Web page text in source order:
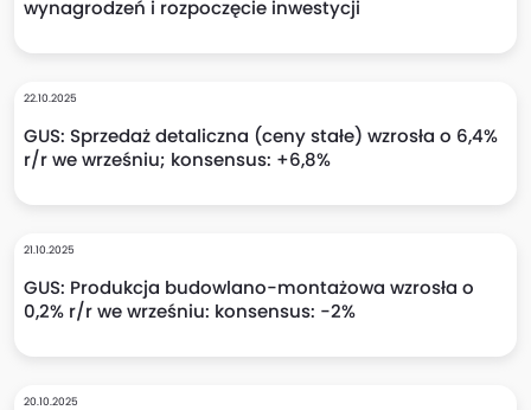
wynagrodzeń i rozpoczęcie inwestycji
22.10.2025
GUS: Sprzedaż detaliczna (ceny stałe) wzrosła o 6,4%
r/r we wrześniu; konsensus: +6,8%
21.10.2025
GUS: Produkcja budowlano-montażowa wzrosła o
0,2% r/r we wrześniu: konsensus: -2%
20.10.2025